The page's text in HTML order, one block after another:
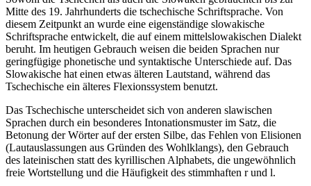
Mitte des 19. Jahrhunderts die tschechische Schriftsprache. Von
diesem Zeitpunkt an wurde eine eigenständige slowakische
Schriftsprache entwickelt, die auf einem mittelslowakischen Dialekt
beruht. Im heutigen Gebrauch weisen die beiden Sprachen nur
geringfügige phonetische und syntaktische Unterschiede auf. Das
Slowakische hat einen etwas älteren Lautstand, während das
Tschechische ein älteres Flexionssystem benutzt.
Das Tschechische unterscheidet sich von anderen slawischen
Sprachen durch ein besonderes Intonationsmuster im Satz, die
Betonung der Wörter auf der ersten Silbe, das Fehlen von Elisionen
(Lautauslassungen aus Gründen des Wohlklangs), den Gebrauch
des lateinischen statt des kyrillischen Alphabets, die ungewöhnlich
freie Wortstellung und die Häufigkeit des stimmhaften r und l.